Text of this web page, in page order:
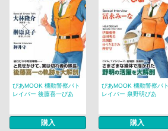
ぴあMOOK 機動警察パト
レイバー 後藤喜一ぴあ
購入
ぴあMOOK 機動警察パト
レイバー 泉野明ぴあ
購入